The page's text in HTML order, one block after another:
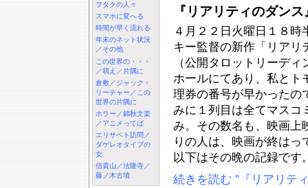
ヲタクの人々
スマホに変へる
時間が早く流れる
年末のネット状況
／その他
この世界の・・・
／萌え／片隅に
倉敷／ジャック・
リーチャー／この
世界の片隅に
ホラー／錦秋文楽
／アニメってば
エリサベト訪問／
ダゲレオタイプの
女
信貴山／法隆寺／
藤ノ木古墳
『リアリティのダン
４月２２日火曜日１８
キー監督の新作「リアリ
（公開タロットリーデ
ホールにてあり、私とト
理券の番号が早かったの
みに１列目は全てマスコ
み。その数名も、映画上
りの人は、映画が終は
以下はその晩の記録です
続きを読む "『リアリテ